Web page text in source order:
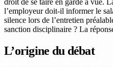
l’employeur doit-il informer le
silence lors de l’entretien
sanction disciplinaire ? La
L’origine du débat